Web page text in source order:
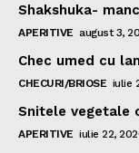
Shakshuka-
APERITIVE august 3,
Chec umed cu
CHECURI/BRIOSE iulie
Snitele vegetale
APERITIVE iulie 22,